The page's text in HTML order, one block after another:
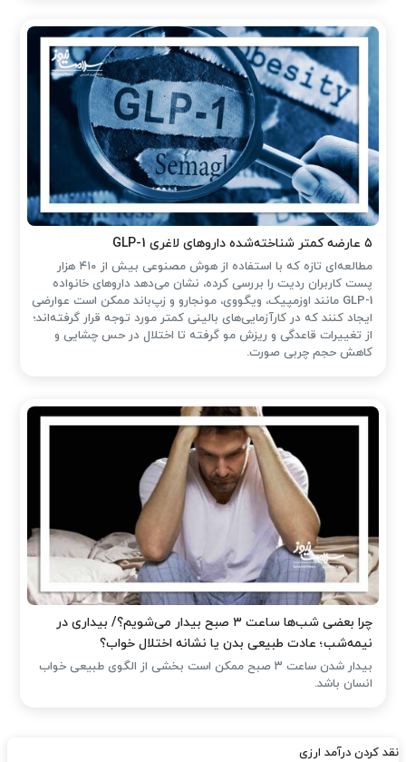
۵ عارضه کمتر شناخته‌شده داروهای لاغری GLP-1
مطالعه‌ای تازه که با استفاده از هوش مصنوعی بیش از ۴۱۰ هزار
پست کاربران ردیت را بررسی کرده، نشان می‌دهد داروهای خانواده
GLP-1 مانند اوزمپیک، ویگووی، مونجارو و زپ‌باند ممکن است عوارضی
ایجاد کنند که در کارآزمایی‌های بالینی کمتر مورد توجه قرار گرفته‌اند؛
از تغییرات قاعدگی و ریزش مو گرفته تا اختلال در حس چشایی و
کاهش حجم چربی صورت.
چرا بعضی شب‌ها ساعت ۳ صبح بیدار می‌شویم؟/ بیداری در
نیمه‌شب؛ عادت طبیعی بدن یا نشانه اختلال خواب؟
بیدار شدن ساعت ۳ صبح ممکن است بخشی از الگوی طبیعی خواب
انسان باشد.
نقد کردن درآمد ارزی